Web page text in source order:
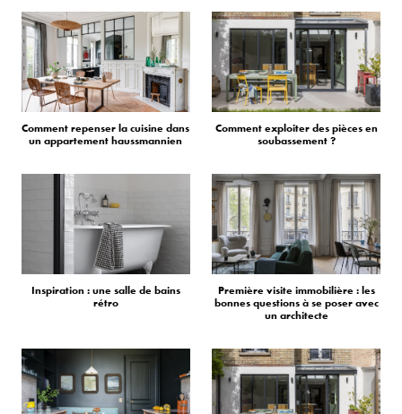
Comment repenser la cuisine dans
un appartement haussmannien
Comment exploiter des pièces en
soubassement ?
Inspiration : une salle de bains
rétro
Première visite immobilière : les
bonnes questions à se poser avec
un architecte